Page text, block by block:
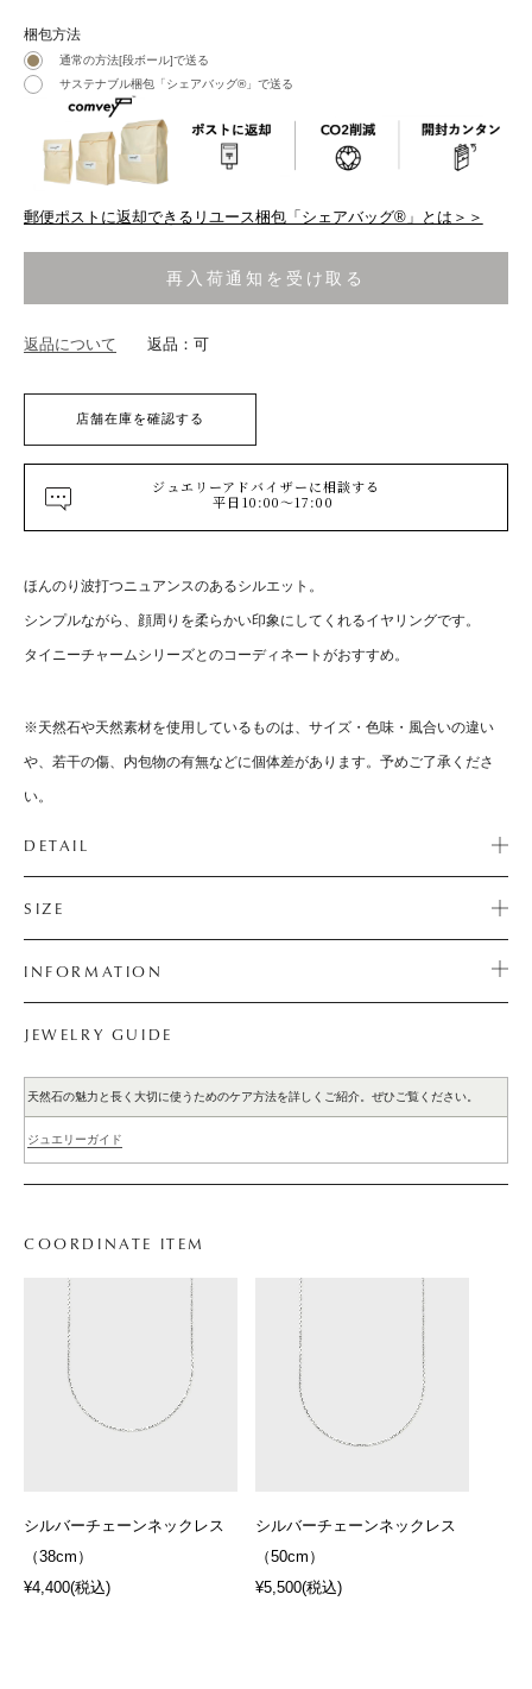
梱包方法
通常の方法[段ボール]で送る
サステナブル梱包「シェアバッグ®︎」で送る
郵便ポストに返却できるリユース梱包「シェアバッグ®︎」とは＞＞
再入荷通知を受け取る
返品について 返品：可
店舗在庫を確認する
ジュエリーアドバイザーに相談する
平日10:00～17:00
ほんのり波打つニュアンスのあるシルエット。
シンプルながら、顔周りを柔らかい印象にしてくれるイヤリングです。
タイニーチャームシリーズとのコーディネートがおすすめ。
※天然石や天然素材を使用しているものは、サイズ・色味・風合いの違い
や、若干の傷、内包物の有無などに個体差があります。予めご了承くださ
い。
DETAIL
SIZE
INFORMATION
JEWELRY GUIDE
天然石の魅力と長く大切に使うためのケア方法を詳しくご紹介。ぜひご覧ください。
ジュエリーガイド
COORDINATE ITEM
シルバーチェーンネックレス
（38cm）
¥4,400(税込)
シルバーチェーンネックレス
（50cm）
¥5,500(税込)